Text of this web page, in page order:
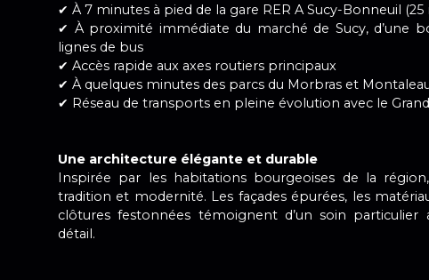
✔ À 7 minutes à pied de la gare RER A Sucy-Bonneuil (25
✔ À proximité immédiate du marché de Sucy, d’une
lignes de bus
✔ Accès rapide aux axes routiers principaux
✔ À quelques minutes des parcs du Morbras et
✔ Réseau de transports en pleine évolution avec le
Une architecture élégante et durable
Inspirée par les habitations bourgeoises de la
tradition et modernité. Les façades épurées, les
clôtures festonnées témoignent d’un soin particulier
détail.